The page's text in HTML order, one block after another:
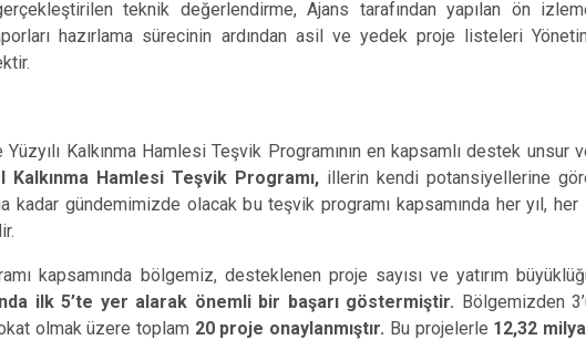
teknik değerlendirme, Ajans tarafından yapılan ön
hazırlama sürecinin ardından asil ve yedek proje listeleri
Kalkınma Hamlesi Teşvik Programının en kapsamlı destek unsur
Kalkınma Hamlesi Teşvik Programı, illerin kendi potansiyellerine
kadar gündemimizde olacak bu teşvik programı kapsamında her yıl, her
kapsamında bölgemiz, desteklenen proje sayısı ve yatırım
ilk 5’te yer alarak önemli bir başarı göstermiştir. Bölgemizden
olmak üzere toplam 20 proje onaylanmıştır. Bu projelerle 12,32